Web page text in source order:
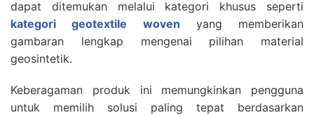
dapat ditemukan melalui kategori khusus seperti
kategori geotextile woven yang memberikan
gambaran lengkap mengenai pilihan material
geosintetik.
Keberagaman produk ini memungkinkan pengguna
untuk memilih solusi paling tepat berdasarkan